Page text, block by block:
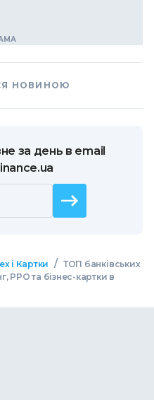
НОВИНОЮ
за день в email
і Картки / ТОП банківських
РРО та бізнес-картки в